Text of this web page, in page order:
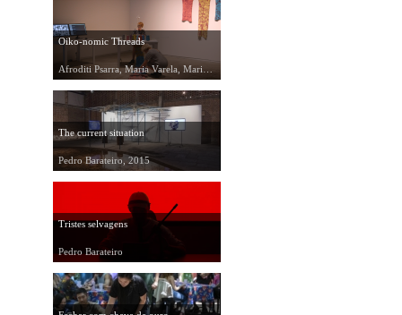
Oiko-nomic Threads
The current situation
Pedro Barateiro, 2015
Tristes selvagens
Pedro Barateiro